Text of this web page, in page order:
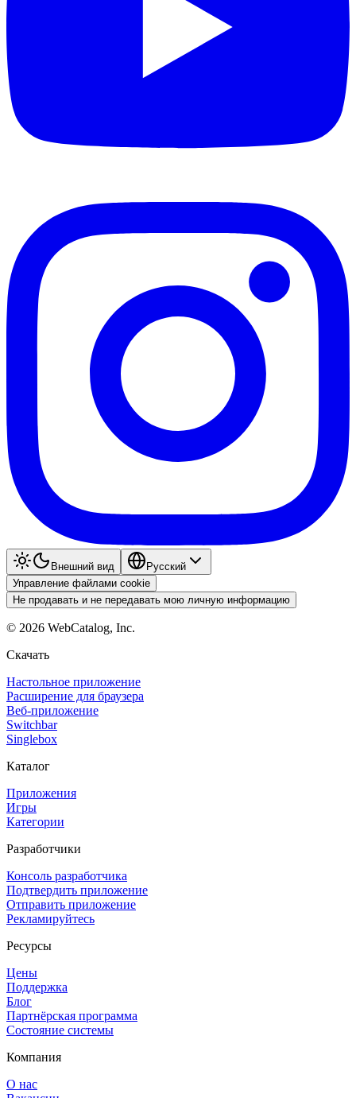
Внешний вид
Pyccкий
Управление файлами cookie
Не продавать и не передавать мою личную информацию
© 2026 WebCatalog, Inc.
Скачать
Настольное приложение
Расширение для браузера
Веб-приложение
Switchbar
Singlebox
Каталог
Приложения
Игры
Категории
Разработчики
Консоль разработчика
Подтвердить приложение
Отправить приложение
Рекламируйтесь
Ресурсы
Цены
Поддержка
Блог
Партнёрская программа
Состояние системы
Компания
О нас